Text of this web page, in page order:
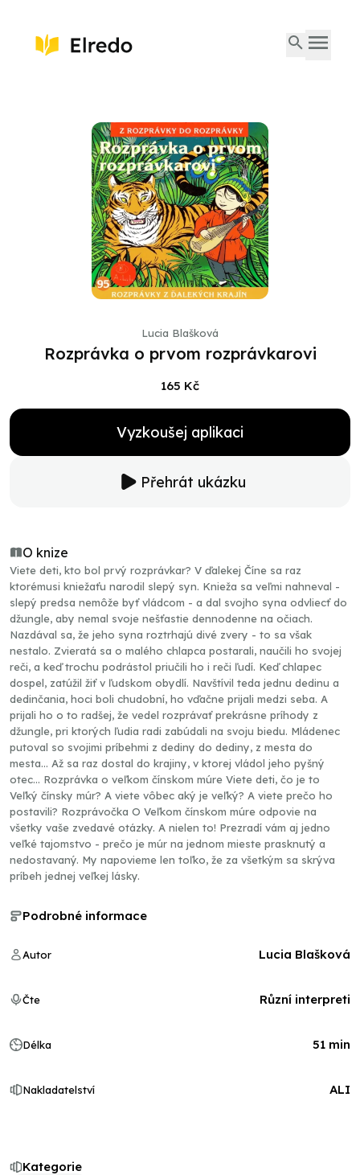
Lucia Blašková
Rozprávka o prvom rozprávkarovi
165 Kč
Vyzkoušej aplikaci
Přehrát ukázku
O knize
Viete deti, kto bol prvý rozprávkar? V ďalekej Číne sa raz
ktorémusi kniežaťu narodil slepý syn. Knieža sa veľmi nahneval -
slepý predsa nemôže byť vládcom - a dal svojho syna odvliecť do
džungle, aby nemal svoje nešťastie dennodenne na očiach.
Nazdával sa, že jeho syna roztrhajú divé zvery - to sa však
nestalo. Zvieratá sa o malého chlapca postarali, naučili ho svojej
reči, a keď trochu podrástol priučili ho i reči ľudí. Keď chlapec
dospel, zatúžil žiť v ľudskom obydlí. Navštívil teda jednu dedinu a
dedinčania, hoci boli chudobní, ho vďačne prijali medzi seba. A
prijali ho o to radšej, že vedel rozprávať prekrásne príhody z
džungle, pri ktorých ľudia radi zabúdali na svoju biedu. Mládenec
putoval so svojimi príbehmi z dediny do dediny, z mesta do
mesta... Až sa raz dostal do krajiny, v ktorej vládol jeho pyšný
otec... Rozprávka o veľkom čínskom múre Viete deti, čo je to
Veľký čínsky múr? A viete vôbec aký je veľký? A viete prečo ho
postavili? Rozprávočka O Veľkom čínskom múre odpovie na
všetky vaše zvedavé otázky. A nielen to! Prezradí vám aj jedno
veľké tajomstvo - prečo je múr na jednom mieste prasknutý a
nedostavaný. My napovieme len toľko, že za všetkým sa skrýva
príbeh jednej veľkej lásky.
Kategorie
Podrobné informace
Autor Lucia Blašková
Čte Různí interpreti
Délka 51 min
Nakladatelství ALI